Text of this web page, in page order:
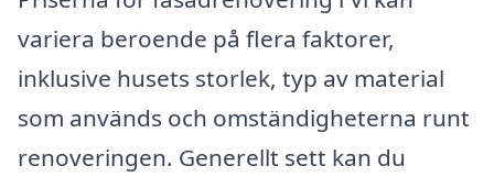
variera beroende på flera faktorer,
inklusive husets storlek, typ av material
som används och omständigheterna runt
renoveringen. Generellt sett kan du